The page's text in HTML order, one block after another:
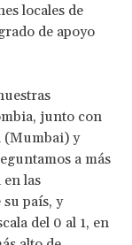
locales de
de apoyo
junto con
(Mumbai) y
a más
las
país, y
del 0 al 1, en